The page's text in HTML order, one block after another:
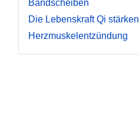
Bandscheiben
Die Lebenskraft Qi stärken
Herzmuskelentzündung